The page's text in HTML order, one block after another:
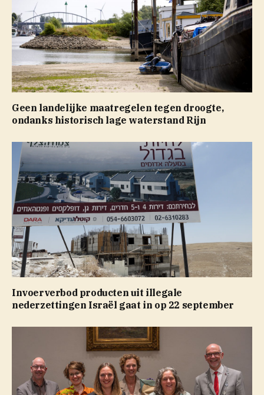
Geen landelijke maatregelen tegen droogte,
ondanks historisch lage waterstand Rijn
Invoerverbod producten uit illegale
nederzettingen Israël gaat in op 22 september